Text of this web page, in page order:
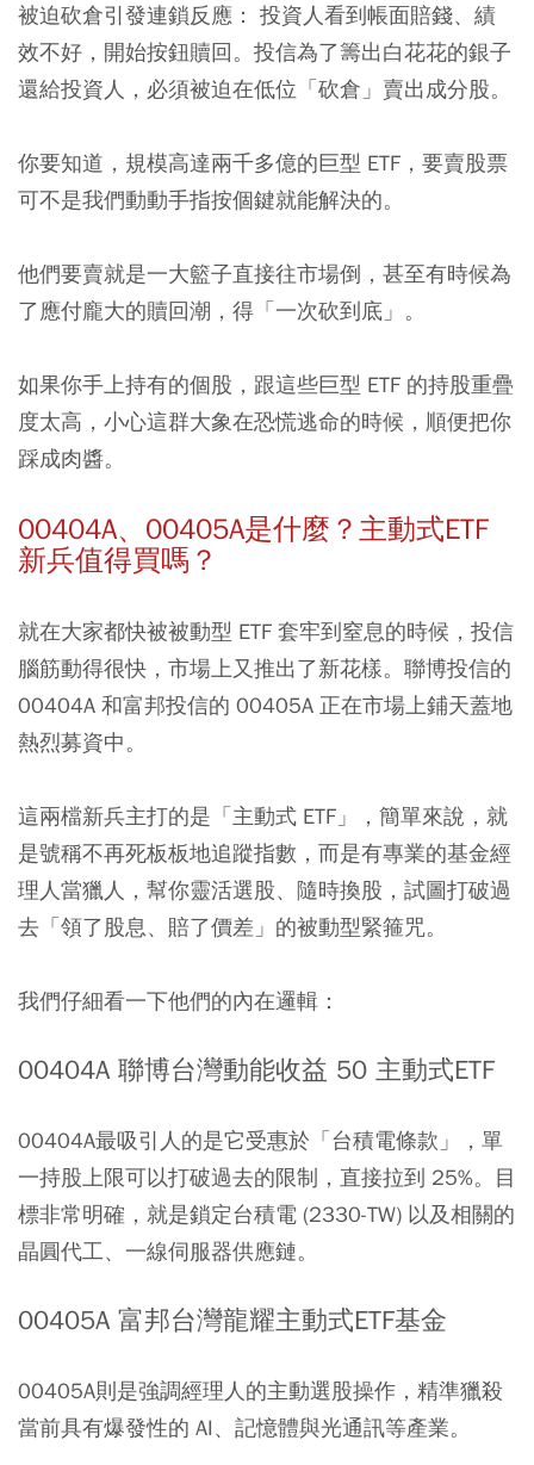
被迫砍倉引發連鎖反應： 投資人看到帳面賠錢、績
效不好，開始按鈕贖回。投信為了籌出白花花的銀子
還給投資人，必須被迫在低位「砍倉」賣出成分股。
你要知道，規模高達兩千多億的巨型 ETF，要賣股票
可不是我們動動手指按個鍵就能解決的。
他們要賣就是一大籃子直接往市場倒，甚至有時候為
了應付龐大的贖回潮，得「一次砍到底」。
如果你手上持有的個股，跟這些巨型 ETF 的持股重疊
度太高，小心這群大象在恐慌逃命的時候，順便把你
踩成肉醬。
00404A、00405A是什麼？主動式ETF
新兵值得買嗎？
就在大家都快被被動型 ETF 套牢到窒息的時候，投信
腦筋動得很快，市場上又推出了新花樣。聯博投信的
00404A 和富邦投信的 00405A 正在市場上鋪天蓋地
熱烈募資中。
這兩檔新兵主打的是「主動式 ETF」，簡單來說，就
是號稱不再死板板地追蹤指數，而是有專業的基金經
理人當獵人，幫你靈活選股、隨時換股，試圖打破過
去「領了股息、賠了價差」的被動型緊箍咒。
我們仔細看一下他們的內在邏輯：
00404A 聯博台灣動能收益 50 主動式ETF
00404A最吸引人的是它受惠於「台積電條款」，單
一持股上限可以打破過去的限制，直接拉到 25%。目
標非常明確，就是鎖定台積電 (2330-TW) 以及相關的
晶圓代工、一線伺服器供應鏈。
00405A 富邦台灣龍耀主動式ETF基金
00405A則是強調經理人的主動選股操作，精準獵殺
當前具有爆發性的 AI、記憶體與光通訊等產業。